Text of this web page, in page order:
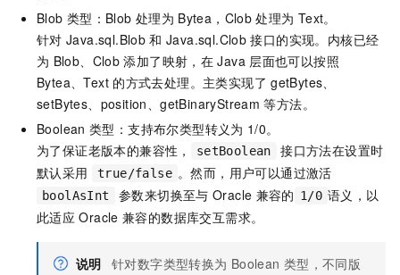
Blob 类型：Blob 处理为 Bytea，Clob 处理为 Text。
针对 Java.sql.Blob 和 Java.sql.Clob 接口的实现。内核已经
为 Blob、Clob 添加了映射，在 Java 层面也可以按照
Bytea、Text 的方式去处理。主类实现了 getBytes、
setBytes、position、getBinaryStream 等方法。
Boolean 类型：支持布尔类型转义为 1/0。
为了保证老版本的兼容性，
setBoolean
接口方法在设置时
默认采用
true/false 。然而，用户可以通过激活
boolAsInt 参数来切换至与 Oracle 兼容的 1/0 语义，以
此适应 Oracle 兼容的数据库交互需求。
说明 针对数字类型转换为 Boolean 类型，不同版